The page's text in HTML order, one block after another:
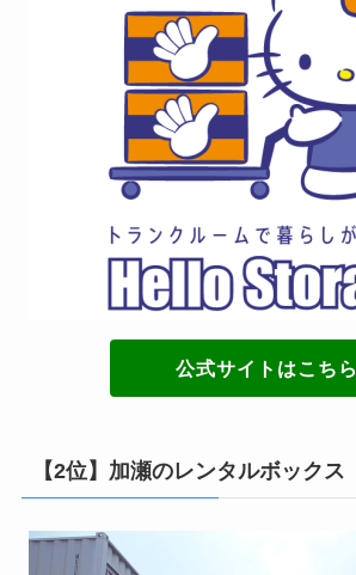
公式サイトはこちら
【2位】加瀬のレンタルボックス